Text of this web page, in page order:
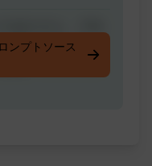
尋ねます。キー
なアウトライン
ンプトソース